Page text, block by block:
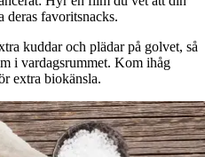
deras favoritsnacks.
kuddar och plädar på golvet, så
i vardagsrummet. Kom ihåg
extra biokänsla.